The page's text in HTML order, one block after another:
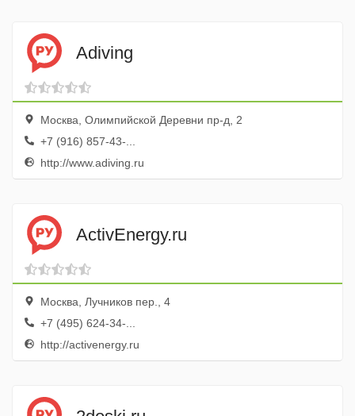
Adiving
Москва, Олимпийской Деревни пр-д, 2
+7 (916) 857-43-...
http://www.adiving.ru
ActivEnergy.ru
Москва, Лучников пер., 4
+7 (495) 624-34-...
http://activenergy.ru